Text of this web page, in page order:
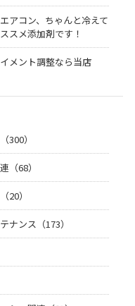
アコン、ちゃんと冷えて
スメ添加剤です！
メント調整なら当店
300）
（68）
20）
ナンス（173）